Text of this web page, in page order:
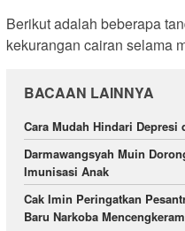
Berikut adalah beberapa
kekurangan cairan selama
BACAAN LAINNYA
Cara Mudah Hindari Depresi
Darmawangsyah Muin
Imunisasi Anak
Cak Imin Peringatkan
Baru Narkoba Mencengkeram